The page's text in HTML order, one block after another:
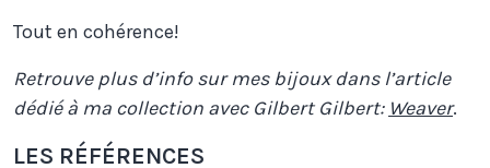
Tout en cohérence!
Retrouve plus d’info sur mes bijoux dans l’article
dédié à ma collection avec Gilbert Gilbert: Weaver.
LES RÉFÉRENCES